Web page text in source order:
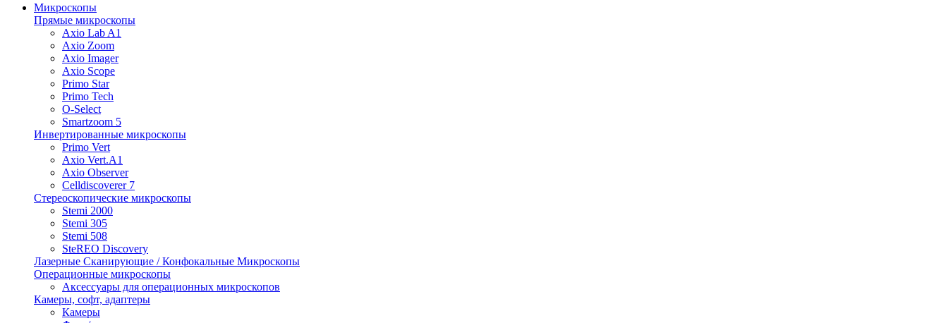
Микроскопы
Прямые микроскопы
Axio Lab A1
Axio Zoom
Axio Imager
Axio Scope
Primo Star
Primo Tech
O-Select
Smartzoom 5
Инвертированные микроскопы
Primo Vert
Axio Vert.A1
Axio Observer
Celldiscoverer 7
Стереоскопические микроскопы
Stemi 2000
Stemi 305
Stemi 508
SteREO Discovery
Лазерные Сканирующие / Конфокальные Микроскопы
Операционные микроскопы
Аксессуары для операционных микроскопов
Камеры, софт, адаптеры
Камеры